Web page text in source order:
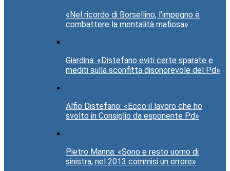
«Nel ricordo di Borsellino, l’impegno è
combattere la mentalità mafiosa»
Giardina: «Distefano eviti certe sparate e
mediti sulla sconfitta disonorevole del Pd»
Alfio Distefano: «Ecco il lavoro che ho
svolto in Consiglio da esponente Pd»
Pietro Manna: «Sono e resto uomo di
sinistra, nel 2013 commisi un errore»